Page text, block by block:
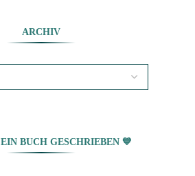
ARCHIV
BUCH GESCHRIEBEN 💙